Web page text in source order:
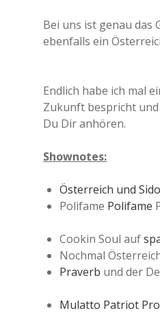
Bei uns ist genau das
ebenfalls ein
Endlich habe ich mal
Zukunft bespricht
Du Dir anhören.
Shownotes:
Österreich und Sido
Polifame Polifame
Cookin Soul auf
Nochmal
Praverb und der
Mulatto Patriot